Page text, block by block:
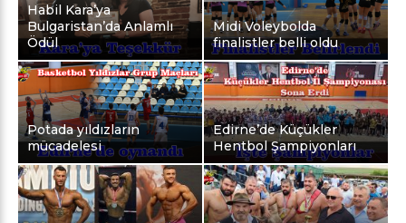
Habil Kara’ya
Bulgaristan’da Anlamlı
Ödül
Midi Voleybolda
finalistler belli oldu
Potada yıldızların
mücadelesi
Edirne’de Küçükler
Hentbol Şampiyonları